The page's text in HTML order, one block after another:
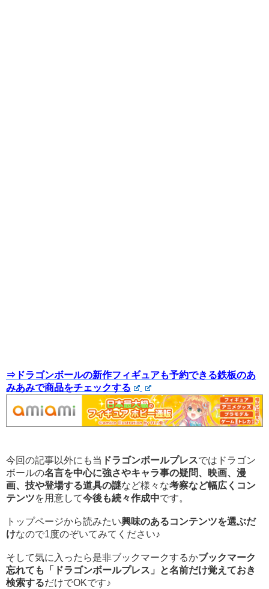
⇒ドラゴンボールの新作フィギュアも予約できる鉄板のあ
みあみで商品をチェックする
今回の記事以外にも当 ドラゴンボールプレスではドラゴン
ボールの名言を中心に強さやキャラ事の疑問、映画、漫
画、技や登場する道具の謎など様々な考察など幅広くコン
テンツを用意して今後も続々作成中です。
トップページから読みたい興味のあるコンテンツを選ぶだ
けなので1度のぞいてみてください♪
そして気に入ったら是非ブックマークするかブックマーク
忘れても「ドラゴンボールプレス」と名前だけ覚えておき
検索するだけでOKです♪